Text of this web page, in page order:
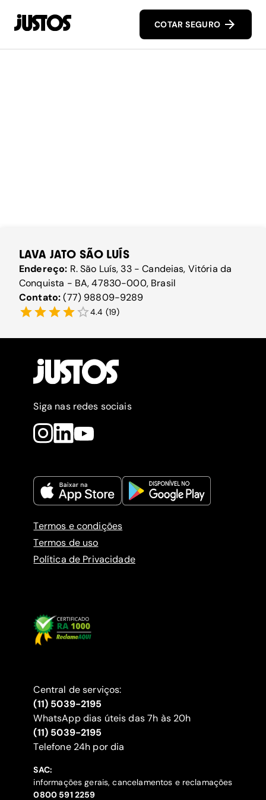
COTAR SEGURO
LAVA JATO SÃO LUÍS
Endereço: R. São Luís, 33 - Candeias, Vitória da
Conquista - BA, 47830-000, Brasil
Contato:(77) 98809-9289
4.4 (19)
Siga nas redes sociais
Termos e condições
Termos de uso
Política de Privacidade
Central de serviços:
(11) 5039-2195
WhatsApp dias úteis das 7h às 20h
(11) 5039-2195
‍Telefone 24h por dia
SAC:
informações gerais, cancelamentos e reclamações
‍0800 591 2259